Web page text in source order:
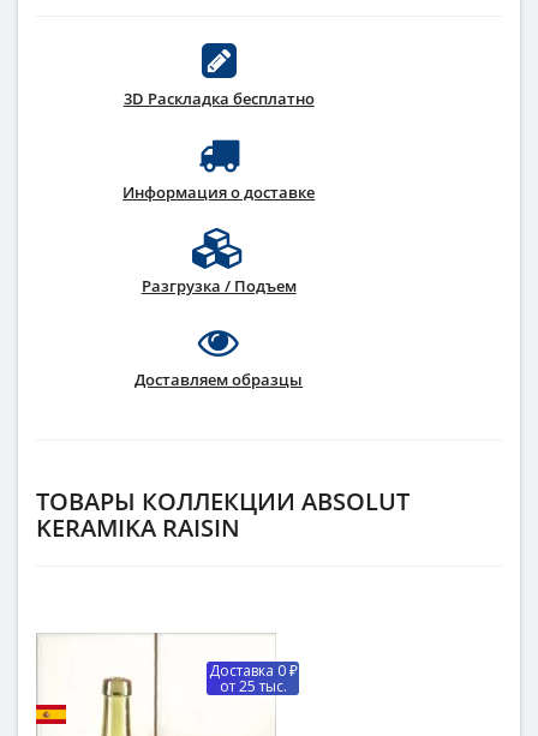
3D Раскладка бесплатно
Информация о доставке
Разгрузка / Подъем
Доставляем образцы
ТОВАРЫ КОЛЛЕКЦИИ ABSOLUT
KERAMIKA RAISIN
Доставка 0 ₽
от 25 тыс.